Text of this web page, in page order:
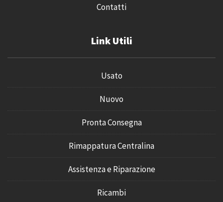
Contatti
Link Utili
Usato
Nuovo
Pronta Consegna
Rimappatura Centralina
Assistenza e Riparazione
Ricambi